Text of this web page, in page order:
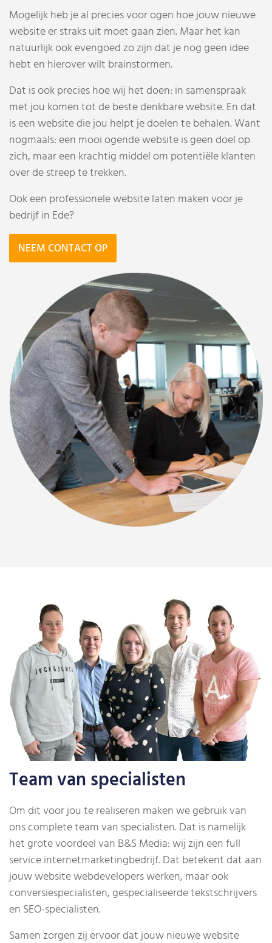
Mogelijk heb je al precies voor ogen hoe jouw nieuwe
website er straks uit moet gaan zien. Maar het kan
natuurlijk ook evengoed zo zijn dat je nog geen idee
hebt en hierover wilt brainstormen.
Dat is ook precies hoe wij het doen: in samenspraak
met jou komen tot de beste denkbare website. En dat
is een website die jou helpt je doelen te behalen. Want
nogmaals: een mooi ogende website is geen doel op
zich, maar een krachtig middel om potentiële klanten
over de streep te trekken.
Ook een professionele website laten maken voor je
bedrijf in Ede?
NEEM CONTACT OP
Team van specialisten
Om dit voor jou te realiseren maken we gebruik van
ons complete team van specialisten. Dat is namelijk
het grote voordeel van B&S Media: wij zijn een full
service internetmarketingbedrijf. Dat betekent dat aan
jouw website webdevelopers werken, maar ook
conversiespecialisten, gespecialiseerde tekstschrijvers
en SEO-specialisten.
Samen zorgen zij ervoor dat jouw nieuwe website